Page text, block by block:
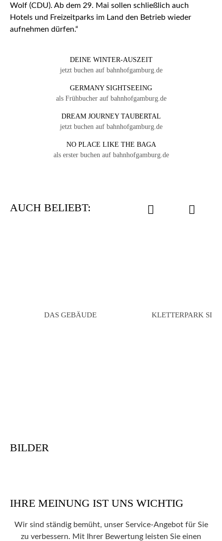
Wolf (CDU). Ab dem 29. Mai sollen schließlich auch
Hotels und Freizeitparks im Land den Betrieb wieder
aufnehmen dürfen.“
DEINE WINTER-AUSZEIT
jetzt buchen auf bahnhofgamburg.de
GERMANY SIGHTSEEING
als Frühbucher auf bahnhofgamburg.de
DREAM JOURNEY TAUBERTAL
jetzt buchen auf bahnhofgamburg.de
NO PLACE LIKE THE BAGA
als erster buchen auf bahnhofgamburg.de
AUCH BELIEBT:
DAS GEBÄUDE KLETTERPARK
BILDER
IHRE MEINUNG IST UNS WICHTIG
Wir sind ständig bemüht, unser Service-Angebot für Sie
zu verbessern. Mit Ihrer Bewertung leisten Sie einen